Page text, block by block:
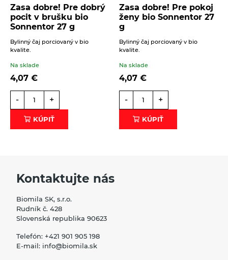
Zasa dobre! Pre dobrý
pocit v brušku bio
Sonnentor 27 g
Bylinný čaj porciovaný v bio
kvalite.
Na sklade
4,07 €
- +
KÚPIŤ
Zasa dobre! Pre pokoj
ženy bio Sonnentor 27
g
Bylinný čaj porciovaný v bio
kvalite.
Na sklade
4,07 €
- +
KÚPIŤ
Kontaktujte nás
Biomila SK, s.r.o.
Rudník č. 428
Slovenská republika 90623
Telefón: +421 901 905 198
E-mail: info@biomila.sk